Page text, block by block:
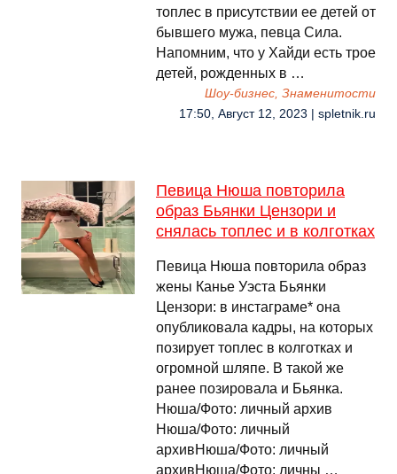
топлес в присутствии ее детей от
бывшего мужа, певца Сила.
Напомним, что у Хайди есть трое
детей, рожденных в …
Шоу-бизнес, Знаменитости
17:50, Август 12, 2023 | spletnik.ru
Певица Нюша повторила
образ Бьянки Цензори и
снялась топлес и в колготках
Певица Нюша повторила образ
жены Канье Уэста Бьянки
Цензори: в инстаграме* она
опубликовала кадры, на которых
позирует топлес в колготках и
огромной шляпе. В такой же
ранее позировала и Бьянка.
Нюша/Фото: личный архив
Нюша/Фото: личный
архивНюша/Фото: личный
архивНюша/Фото: личны …